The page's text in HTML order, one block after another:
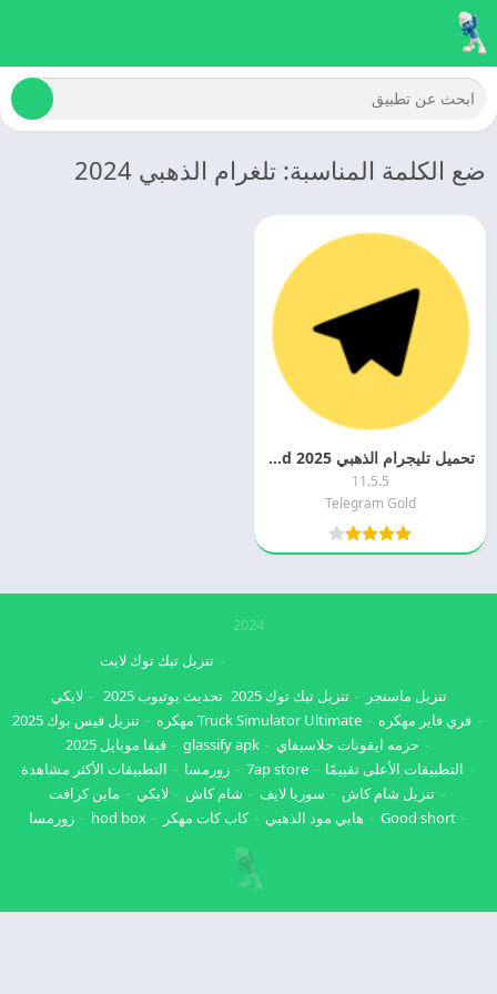
ضع الكلمة المناسبة: تلغرام الذهبي 2024
تحميل تليجرام الذهبي 2025 Telegram Gold اخر تحديث مجانا
11.5.5
Telegram Gold
2024
تنزيل ماسنجر تنزيل تيك توك 2025
تنزيل تيك توك لايت
تحديث يوتيوب 2025
لايكي
فري فاير مهكره
Truck Simulator Ultimate مهكره
تنزيل فيس بوك 2025
حزمه ايقونات جلاسيفاي
glassify apk
فيفا موبايل 2025
التطبيقات الأعلى تقييمًا
7ap store زورمسا
التطبيقات الأكثر مشاهدة
تنزيل شام كاش
سوريا لايف شام كاش لايكي
ماين كرافت
Good short
هابي مود الذهبي كاب كات مهكر hod box زورمسا